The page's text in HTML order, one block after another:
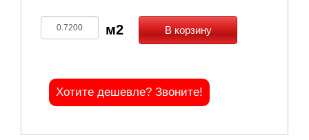
В корзину
Хотите дешевле? Звоните!